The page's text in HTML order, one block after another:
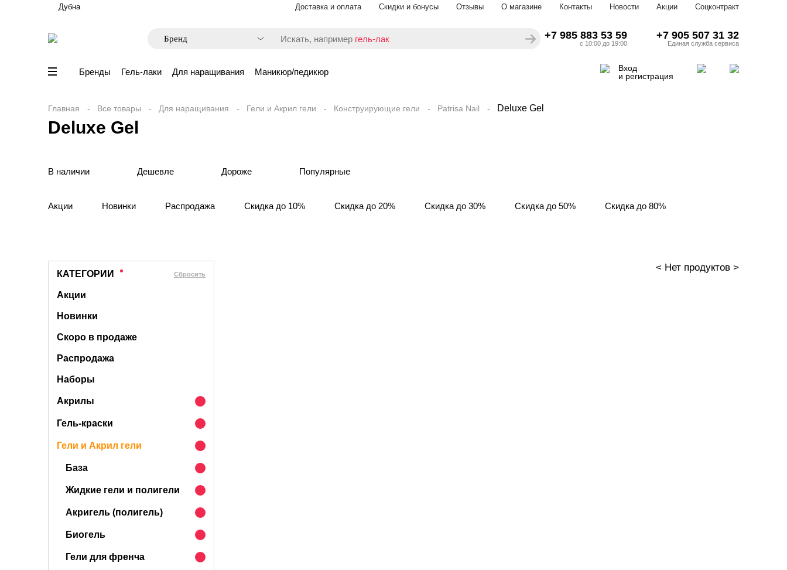
Дубна Доставка и оплата Скидки и бонусы Отзывы О магазине Контакты Новости Акции Соцконтракт
Искать, например гель-лак +7 985 883 53 59
с 10:00 до 19:00
+7 905 507 31 32
Единая служба сервиса
Бренды Гель-лаки Для наращивания Маникюр/педикюр
Вход
и регистрация
Главная Все товары Для наращивания Гели и Акрил гели Конструирующие гели Patrisa Nail Deluxe Gel
Deluxe Gel
В наличии Дешевле Дороже Популярные
Акции Новинки Распродажа Скидка до 10% Скидка до 20% Скидка до 30% Скидка до 50% Скидка до 80%
КАТЕГОРИИ Cбросить
Акции
Новинки
Скоро в продаже
Распродажа
Наборы
Акрилы
Гель-краски
Гели и Акрил гели
База
Жидкие гели и полигели
Акригель (полигель)
Биогель
Гели для френча
< Нет продуктов >